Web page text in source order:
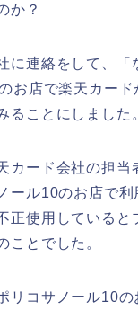
か？
に連絡をして、「
お店で楽天カード
ることにしました。
カード会社の担当
ール10のお店で利
正使用していると
ことでした。
リコサノール10の